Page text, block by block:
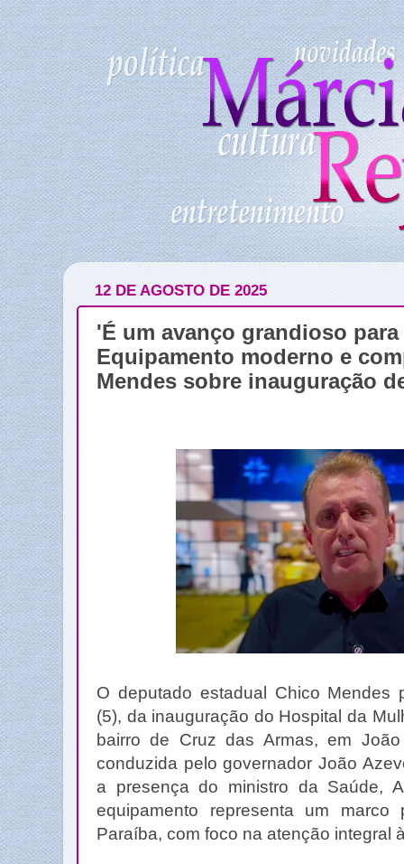
12 DE AGOSTO DE 2025
'É um avanço grandioso
Equipamento moderno e
Mendes sobre inauguração
O deputado estadual Chico Mendes
(5), da inauguração do Hospital da
bairro de Cruz das Armas, em
conduzida pelo governador João
a presença do ministro da Saúde,
equipamento representa um
Paraíba, com foco na atenção integral